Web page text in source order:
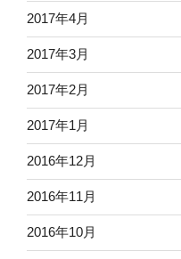
2017年4月
2017年3月
2017年2月
2017年1月
2016年12月
2016年11月
2016年10月